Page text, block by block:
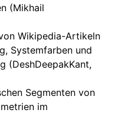
(Mikhail
Wikipedia-Artikeln
Systemfarben und
(DeshDeepakKant,
Segmenten von
im